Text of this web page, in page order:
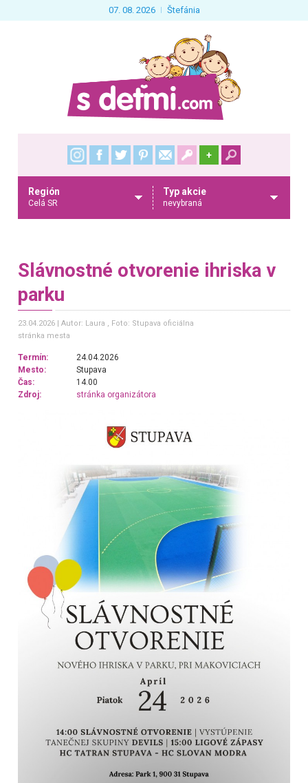
07. 08. 2026 Štefánia
+
Región
Celá SR
Typ akcie
nevybraná
Slávnostné otvorenie ihriska v
parku
23.04.2026 Autor: Laura , Foto: Stupava oficiálna
stránka mesta
Termín:
24.04.2026
Mesto:
Stupava
Čas:
14.00
Zdroj:
stránka organizátora